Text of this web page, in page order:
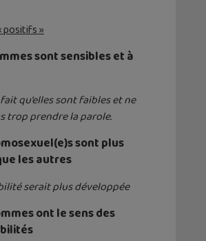
positifs»
sont sensibles et à
fait qu’elles sont faibles et ne
trop prendre la parole.
sont plus
les autres
serait plus développée
ont le sens des
s